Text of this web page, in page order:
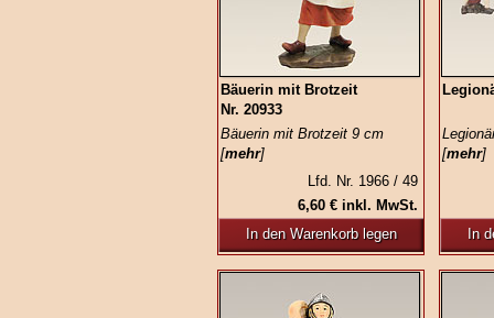
Bäuerin mit Brotzeit
Nr. 20933
Bäuerin mit Brotzeit 9 cm
[mehr]
Lfd. Nr. 1966 / 49
6,60 € inkl. MwSt.
In den Warenkorb legen
[mehr]
In